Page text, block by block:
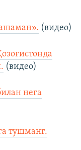
(видео)
(видео)
нега
тушманг.